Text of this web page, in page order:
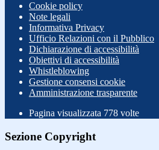
Cookie policy
Note legali
Informativa Privacy
Ufficio Relazioni con il Pubblico
Dichiarazione di accessibilità
Obiettivi di accessibilità
Whistleblowing
Gestione consensi cookie
Amministrazione trasparente
Pagina visualizzata 778 volte
Sezione Copyright